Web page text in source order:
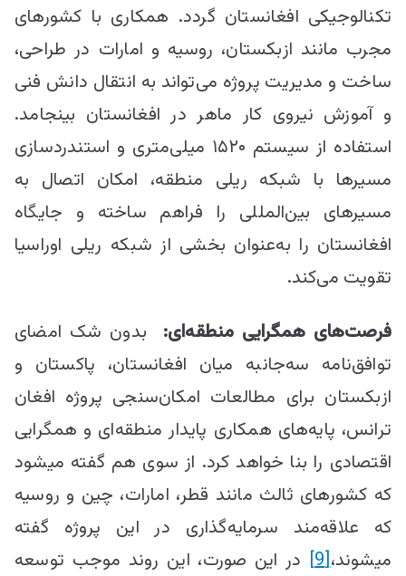
تکنالوجیکی افغانستان گردد. همکاری با کشورهای
مجرب مانند ازبکستان، روسیه و امارات در طراحی،
ساخت و مدیریت پروژه می‌تواند به انتقال دانش فنی
و آموزش نیروی کار ماهر در افغانستان بینجامد.
استفاده از سیستم ۱۵۲۰ میلی‌متری و استندردسازی
مسیرها با شبکه ریلی منطقه، امکان اتصال به
مسیرهای بین‌المللی را فراهم ساخته و جایگاه
افغانستان را به‌عنوان بخشی از شبکه ریلی اوراسیا
تقویت می‌کند.
فرصت‌های همگرایی منطقه‌ای:
بدون شک امضای
توافق‌نامه سه‌جانبه میان افغانستان، پاکستان و
ازبکستان برای مطالعات امکان‌سنجی پروژه افغان
ترانس، پایه‌های همکاری پایدار منطقه‌ای و همگرایی
اقتصادی را بنا خواهد کرد. از سوی هم گفته می‎شود
که کشورهای ثالث مانند قطر، امارات، چین و روسیه
که علاقه‌مند سرمایه‌گذاری در این پروژه گفته
می‎شوند،
[9]
در این صورت، این روند موجب توسعه